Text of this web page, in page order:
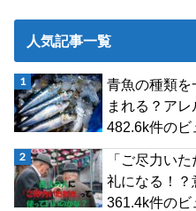
人気記事一覧
青魚の種類を
まれる？アレ
482.6k件のビ
「ご尽力い
礼になる！？
361.4k件のビ